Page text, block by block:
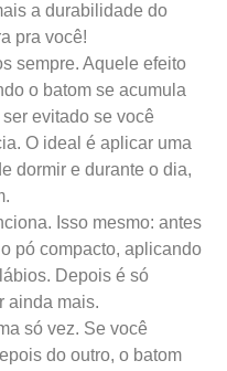
a durabilidade do
pra você!
sempre. Aquele efeito
o batom se acumula
evitado se você
O ideal é aplicar uma
dormir e durante o dia,
Isso mesmo: antes
pó compacto, aplicando
Depois é só
ainda mais.
só vez. Se você
do outro, o batom